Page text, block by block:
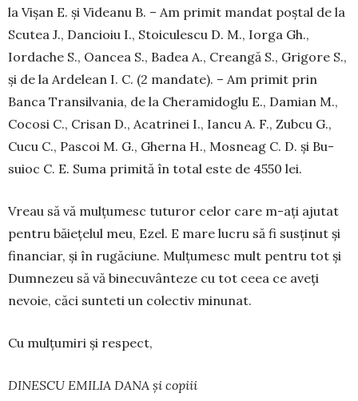
la Vișan E. și Vi­deanu B. – Am primit mandat poștal de la
Scutea J., Dan­cioiu I., Stoiculescu D. M., Iorga Gh.,
Iordache S., Oan­cea S., Badea A., Creangă S., Grigore S.,
și de la Ardelean I. C. (2 man­date). – Am pri­mit prin
Banca Transilvania, de la Che­­ra­mi­doglu E., Damian M.,
Co­cosi C., Cri­san D., Acatrinei I., Iancu A. F., Zubcu G.,
Cu­cu C., Pascoi M. G., Gherna H., Mos­neag C. D. și Bu­
suioc C. E. Suma primită în total este de 4550 lei.
Vreau să vă mulțumesc tuturor celor care m-ați ajutat
pentru băiețelul meu, Ezel. E mare lucru să fi susținut și
fi­nanciar, și în rugăciune. Mulțumesc mult pentru tot și
Dum­nezeu să vă binecuvânteze cu tot ceea ce aveți
nevoie, căci sunteti un colectiv minunat.
Cu mulțumiri și respect,
DINESCU EMILIA DANA și copiii